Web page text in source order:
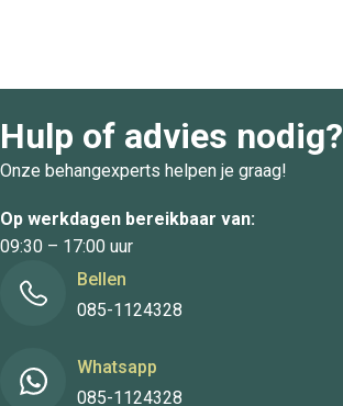
Hulp of advies nodig?
Onze behangexperts helpen je graag!
Op werkdagen bereikbaar van:
09:30 – 17:00 uur
Bellen
085-1124328
Whatsapp
085-1124328